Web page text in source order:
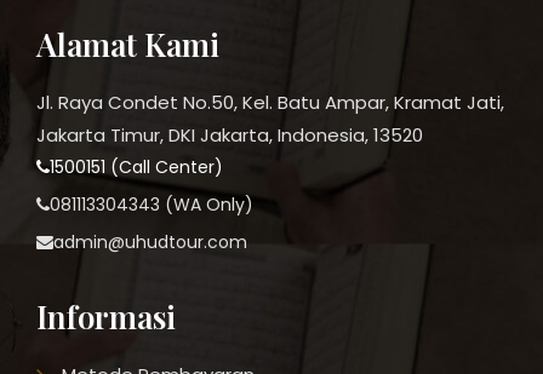
Alamat Kami
Jl. Raya Condet No.50, Kel. Batu Ampar, Kramat Jati,
Jakarta Timur, DKI Jakarta, Indonesia, 13520
1500151 (Call Center)
081113304343 (WA Only)
admin@uhudtour.com
Informasi